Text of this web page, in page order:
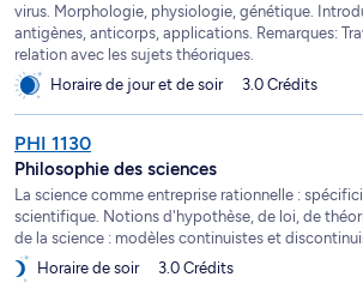
virus. Morphologie, physiologie, génétique.
antigènes, anticorps, applications. Remarques:
relation avec les sujets théoriques.
Horaire de jour et de soir
3.0 Crédits
PHI 1130
Philosophie des sciences
La science comme entreprise rationnelle :
scientifique. Notions d'hypothèse, de loi, de
de la science : modèles continuistes et
Horaire de soir
3.0 Crédits